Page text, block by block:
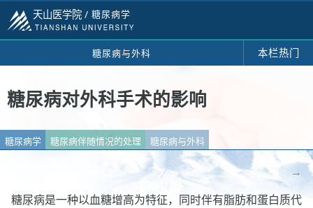
天山医学院 / 糖尿病学
糖尿病与外科 本栏热门
糖尿病对外科手术的影响
糖尿病学 糖尿病伴随情况的处理 糖尿病与外科
→
糖尿病是一种以血糖增高为特征，同时伴有脂肪和蛋白质代